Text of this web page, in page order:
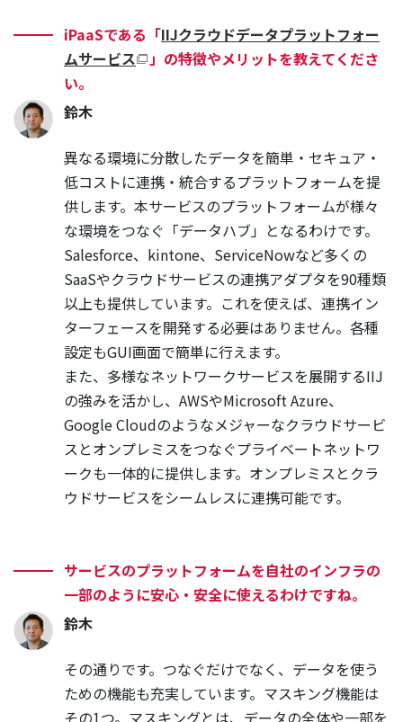
iPaaSである「IIJクラウドデータプラットフォー
ムサービス
」の特徴やメリットを教えてくださ
い。
鈴木
異なる環境に分散したデータを簡単・セキュア・
低コストに連携・統合するプラットフォームを提
供します。本サービスのプラットフォームが様々
な環境をつなぐ「データハブ」となるわけです。
Salesforce、kintone、ServiceNowなど多くの
SaaSやクラウドサービスの連携アダプタを90種類
以上も提供しています。これを使えば、連携イン
ターフェースを開発する必要はありません。各種
設定もGUI画面で簡単に行えます。
また、多様なネットワークサービスを展開するIIJ
の強みを活かし、AWSやMicrosoft Azure、
Google Cloudのようなメジャーなクラウドサービ
スとオンプレミスをつなぐプライベートネットワ
ークも一体的に提供します。オンプレミスとクラ
ウドサービスをシームレスに連携可能です。
サービスのプラットフォームを自社のインフラの
一部のように安心・安全に使えるわけですね。
鈴木
その通りです。つなぐだけでなく、データを使う
ための機能も充実しています。マスキング機能は
その1つ。マスキングとは、データの全体や一部を